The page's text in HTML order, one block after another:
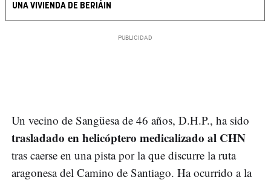
UNA VIVIENDA DE BERIÁIN
Un vecino de Sangüesa de 46 años, D.H.P., ha sido
trasladado en helicóptero medicalizado al CHN
tras caerse en una pista por la que discurre la ruta
aragonesa del Camino de Santiago. Ha ocurrido a la